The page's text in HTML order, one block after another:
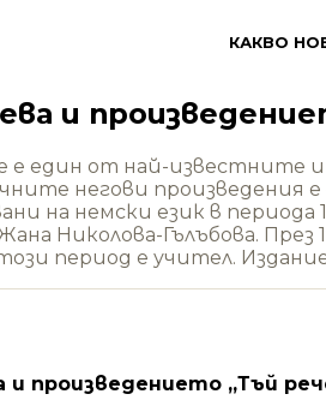
КАКВО
и
един от най-известните и
негови произведения е
на немски език в
Николова-Гълъбова.
период е учител.
и произведението „Тъй